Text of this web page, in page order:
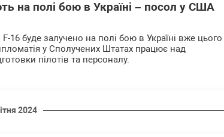
на полі бою в Україні – посол у США
16 буде залучено на полі бою в Україні вже цього
у Сполучених Штатах працює над
пілотів та персоналу.
2024